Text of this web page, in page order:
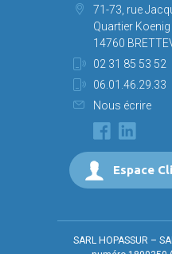
71-73, rue
Quartier Koenig
14760
02 31 85 53 52
06.01.46.29.33
Nous écrire
Espace
SARL HOPASSUR –